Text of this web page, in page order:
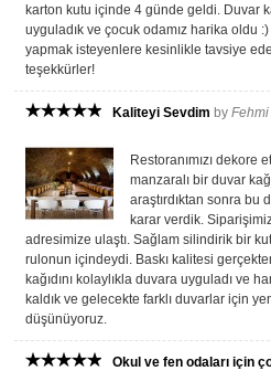
karton kutu içinde 4 günde geldi. Duvar
uyguladık ve çocuk odamız harika oldu
yapmak isteyenlere kesinlikle tavsiye
teşekkürler!
Kaliteyi Sevdim byFehmi
Restoranımızı dekore
manzaralı bir duvar
araştırdıktan sonra bu
karar verdik.
adresimize ulaştı. Sağlam silindirik bir
rulonun içindeydi. Baskı kalitesi
kağıdını kolaylıkla duvara uyguladı ve
kaldık ve gelecekte farklı duvarlar için
düşünüyoruz.
Okul ve fen odaları için